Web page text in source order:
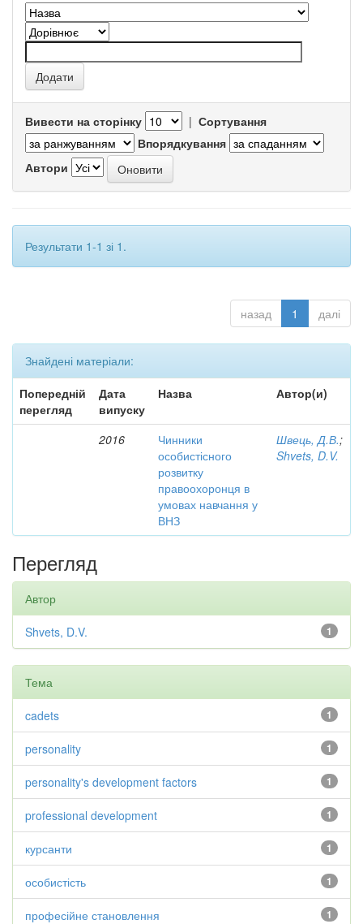
Вивести на сторінку | Сортування
Впорядкування
Автори
Результати 1-1 зі 1.
назад 1 далі
Знайдені матеріали:
Попередній
перегляд
Дата
випуску
Назва Автор(и)
2016
Чинники
особистісного
розвитку
правоохоронця в
умовах навчання у
ВНЗ
Швець, Д.В.;
Shvets, D.V.
Перегляд
Автор
1
Shvets, D.V.
Тема
1
cadets
1
personality
1
personality's development factors
1
professional development
1
курсанти
1
особистість
1
професійне становлення